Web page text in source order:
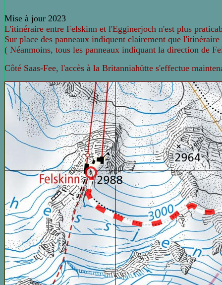
Mise à jour 2023
L'itinéraire entre Felskinn et l'Egginerjoch n'est plus
Sur place des panneaux indiquent clairement que
( Néanmoins, tous les panneaux indiquant la direction de
Côté Saas-Fee, l'accès à la Britanniahütte s'effectue